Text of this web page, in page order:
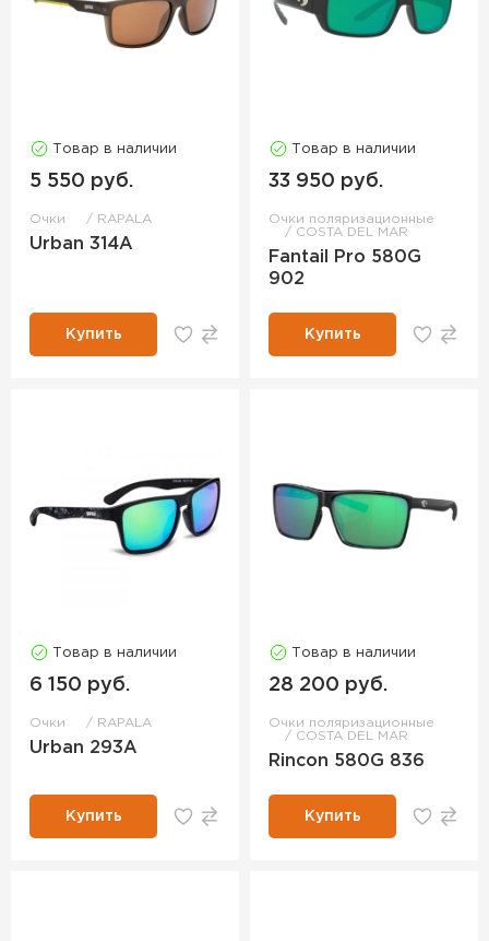
Товар в наличии
5 550 руб.
Очки RAPALA
Urban 314A
Купить
Товар в наличии
33 950 руб.
Очки поляризационные
COSTA DEL MAR
Fantail Pro 580G
902
Купить
Товар в наличии
6 150 руб.
Очки RAPALA
Urban 293A
Купить
Товар в наличии
28 200 руб.
Очки поляризационные
COSTA DEL MAR
Rincon 580G 836
Купить